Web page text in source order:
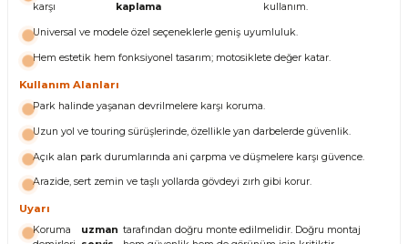
karşı
kaplama
kullanım.
Universal ve modele özel seçeneklerle geniş uyumluluk.
Hem estetik hem fonksiyonel tasarım; motosiklete değer katar.
Kullanım Alanları
Park halinde yaşanan devrilmelere karşı koruma.
Uzun yol ve touring sürüşlerinde, özellikle yan darbelerde güvenlik.
Açık alan park durumlarında ani çarpma ve düşmelere karşı güvence.
Arazide, sert zemin ve taşlı yollarda gövdeyi zırh gibi korur.
Uyarı
Koruma
uzman tarafından doğru monte edilmelidir. Doğru montaj